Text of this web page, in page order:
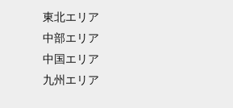
東北エリア
中部エリア
中国エリア
九州エリア